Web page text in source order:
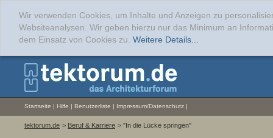
Wir verwenden Cookies, um Inhalte und Anzeigen zu
Websiteanalysen. Wir geben hierzu nur das Minimum an
dem Einsatz von Cookies zu. Weitere Details...
Startseite | Hilfe | Benutzerliste | Impressum/Datenschutz |
tektorum.de > Beruf & Karriere > "In die Lücke springen"